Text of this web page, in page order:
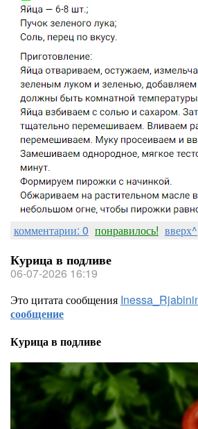
комментарии: 0 понравилось! вверх^
Курица в подливе
06-07-2026 16:19
Это цитата сообщения
сообщение
Курица в подливе